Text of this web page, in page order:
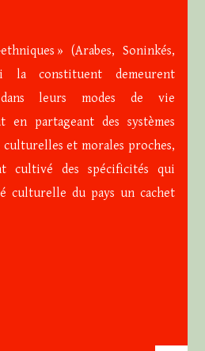
» (Arabes, Soninkés,
la constituent demeurent
leurs modes de vie
partageant des systèmes
culturelles et morales proches,
cultivé des spécificités qui
culturelle du pays un cachet